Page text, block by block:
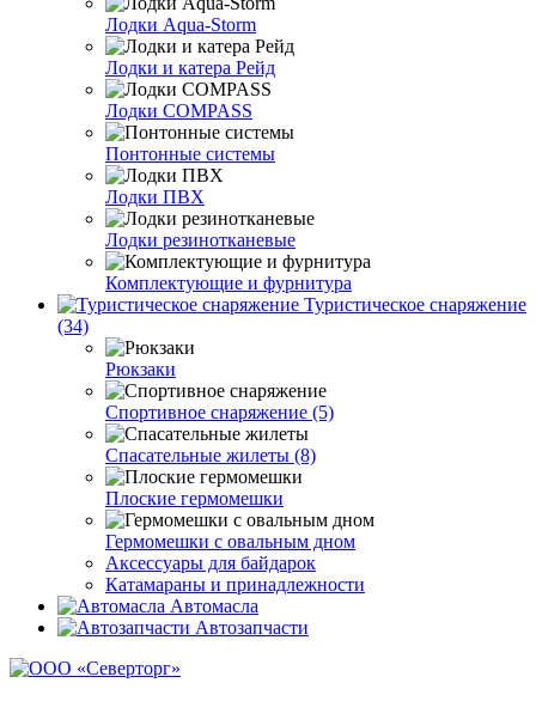
Лодки Aqua-Storm
Лодки и катера Рейд
Лодки COMPASS
Понтонные системы
Лодки ПВХ
Лодки резинотканевые
Комплектующие и фурнитура
Туристическое снаряжение
(34)
Рюкзаки
Спортивное снаряжение (5)
Спасательные жилеты (8)
Плоские гермомешки
Гермомешки с овальным дном
Аксессуары для байдарок
Катамараны и принадлежности
Автомасла
Автозапчасти